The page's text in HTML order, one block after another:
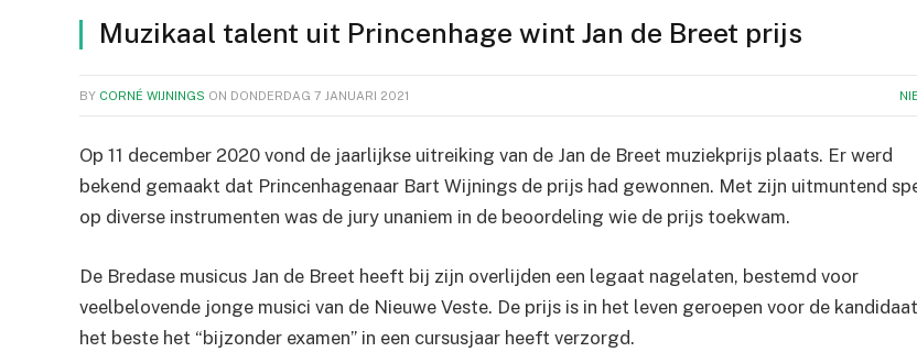
Muzikaal talent uit Princenhage wint Jan de Breet prijs
BY CORNÉ WIJNINGS ON DONDERDAG 7 JANUARI 2021
Op 11 december 2020 vond de jaarlijkse uitreiking van de Jan de Breet muziekprijs plaats. Er werd
bekend gemaakt dat Princenhagenaar Bart Wijnings de prijs had gewonnen. Met zijn uitmuntend
op diverse instrumenten was de jury unaniem in de beoordeling wie de prijs toekwam.
De Bredase musicus Jan de Breet heeft bij zijn overlijden een legaat nagelaten, bestemd voor
veelbelovende jonge musici van de Nieuwe Veste. De prijs is in het leven geroepen voor de
het beste het “bijzonder examen” in een cursusjaar heeft verzorgd.